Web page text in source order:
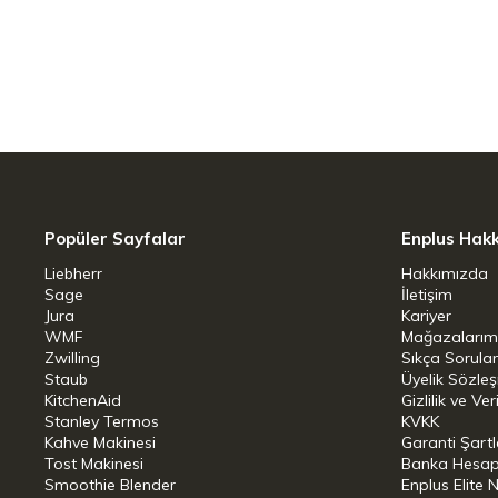
Bakım gerektirmeyen HEPA Lifetime
HEPA[2] ömür boyu filtre ile
%99,999[1] filtreleme
alerjenler bile yakalanıp filtrelenir.
az maruz kalmasına olanak sağlar.
3'ü 1 Arada Tasarım (sadece Miele'de)
Her durumda en üstün esneklik
Popüler Sayfalar
Liebherr
Sage
Jura
WMF
Zwilling
Staub
KitchenAid
Stanley Termos
Kahve Makinesi
Tost Makinesi
Smoothie Blender
Enplus
Hakkımızda
İletişim
Kariyer
Sıkça
Üyelik
Gizlilik ve
KVKK
Garanti
Banka
Enplus Elite